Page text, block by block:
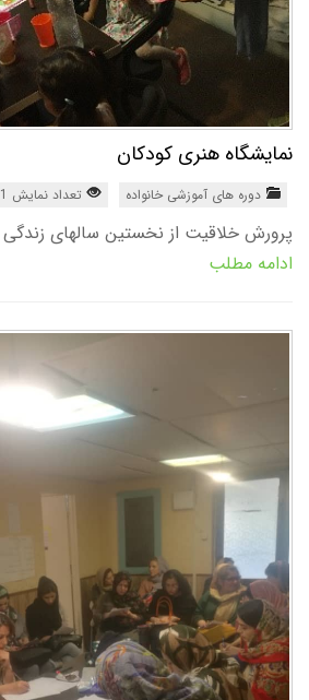
نمایشگاه هنری کودکان
دوره های آموزشی خانواده تعداد نمایش 1381
پرورش خلاقیت از نخستین سالهای زندگی
ادامه مطلب